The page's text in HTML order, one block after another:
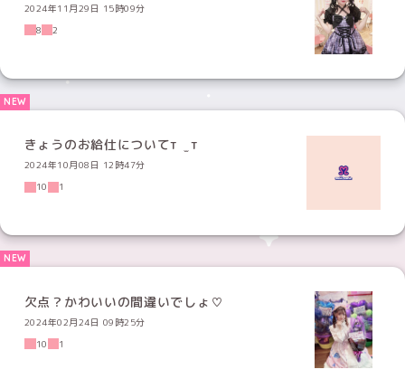
2024年11月29日 15時09分
8
2
きょうのお給仕についてт ̫ т
2024年10月08日 12時47分
10
1
欠点？かわいいの間違いでしょ♡
2024年02月24日 09時25分
10
1